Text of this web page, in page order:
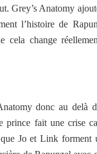
Grey’s Anatomy
l’histoire de
cela change
donc au delà
fait une crise
que Jo et Link